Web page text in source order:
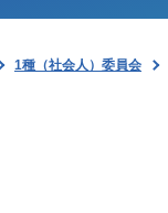
1種（社会人）委員会